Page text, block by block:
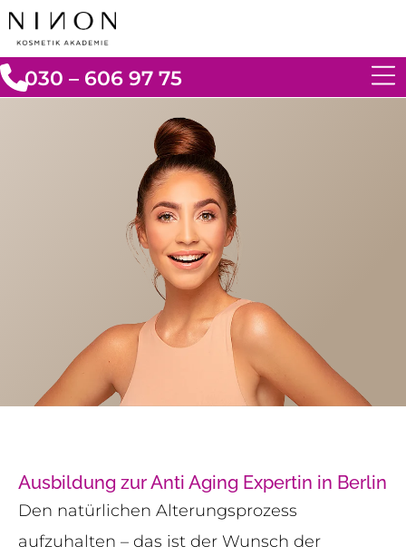
030 – 606 97 75
Ausbildung zur Anti Aging Expertin in Berlin
Den natürlichen Alterungsprozess
aufzuhalten – das ist der Wunsch der